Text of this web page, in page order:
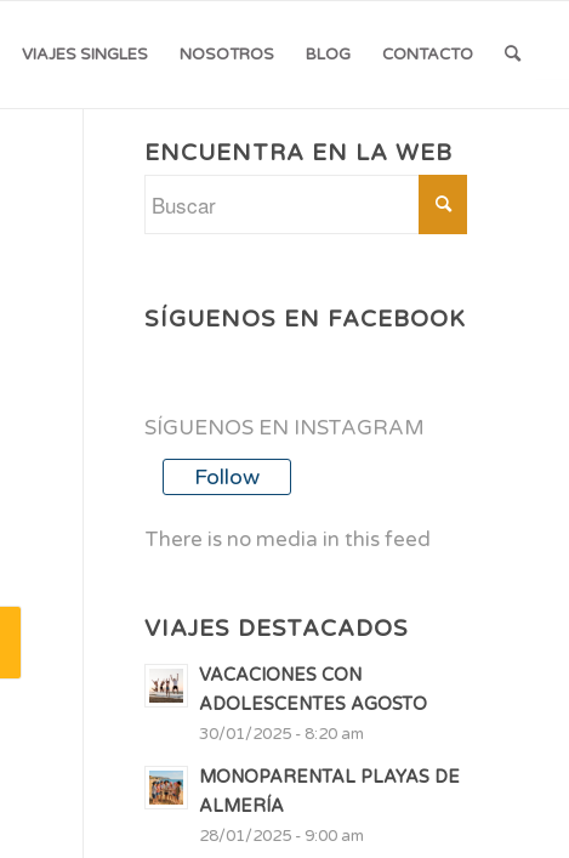
VIAJES SINGLES NOSOTROS BLOG CONTACTO
ENCUENTRA EN LA WEB
SÍGUENOS EN FACEBOOK
SÍGUENOS EN INSTAGRAM
Follow
There is no media in this feed
VIAJES DESTACADOS
VACACIONES CON
ADOLESCENTES AGOSTO
30/01/2025 - 8:20 am
MONOPARENTAL PLAYAS DE
ALMERÍA
28/01/2025 - 9:00 am